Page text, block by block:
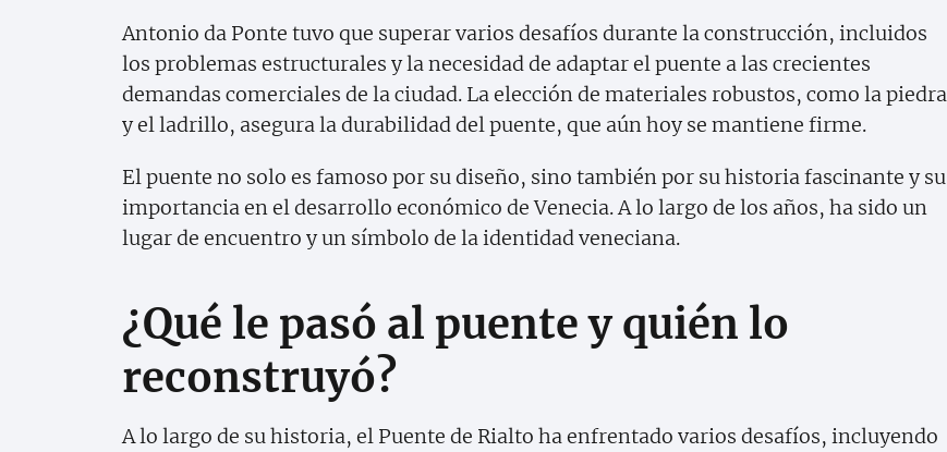
Antonio da Ponte tuvo que superar varios desafíos durante la construcción, incluidos
los problemas estructurales y la necesidad de adaptar el puente a las crecientes
demandas comerciales de la ciudad. La elección de materiales robustos, como la piedra
y el ladrillo, asegura la durabilidad del puente, que aún hoy se mantiene firme.
El puente no solo es famoso por su diseño, sino también por su historia fascinante y su
importancia en el desarrollo económico de Venecia. A lo largo de los años, ha sido un
lugar de encuentro y un símbolo de la identidad veneciana.
¿Qué le pasó al puente y quién lo
reconstruyó?
A lo largo de su historia, el Puente de Rialto ha enfrentado varios desafíos, incluyendo